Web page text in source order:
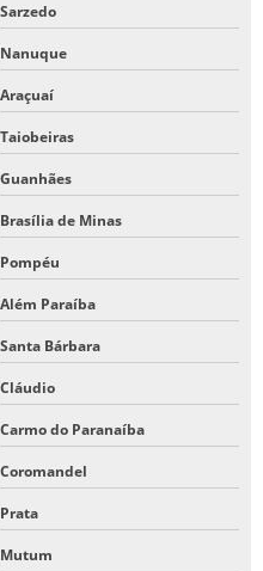
Sarzedo
Nanuque
Araçuaí
Taiobeiras
Guanhães
Brasília de Minas
Pompéu
Além Paraíba
Santa Bárbara
Cláudio
Carmo do Paranaíba
Coromandel
Prata
Mutum